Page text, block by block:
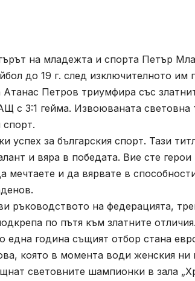
на младежта и спорта Петър
до 19 г. след изключителното им
Атанас Петров триумфира със
с 3:1 гейма. Извоюваната световна
спорт.
успех за българския спорт. Тази
и вяра в победата. Вие сте
мечтаете и да вярвате в
ръководството на федерацията,
по пътя към златните отличия.
година същият отбор стана
която в момента води женския ни
световните шампионки в зала